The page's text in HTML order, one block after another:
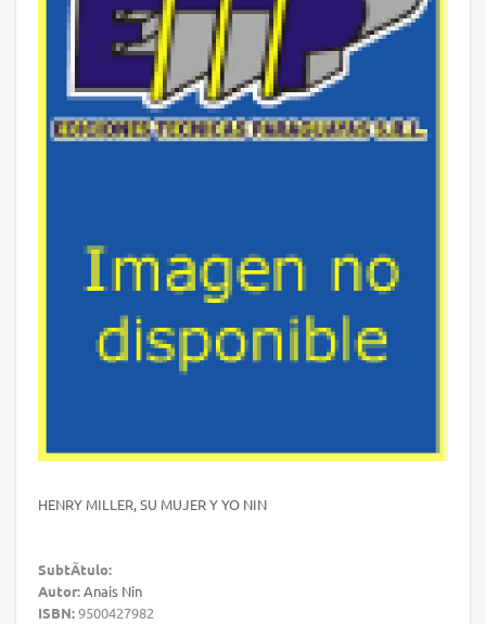
HENRY MILLER, SU MUJER Y YO NIN
SubtÃ­tulo:
Autor:Anais Nin
ISBN:9500427982